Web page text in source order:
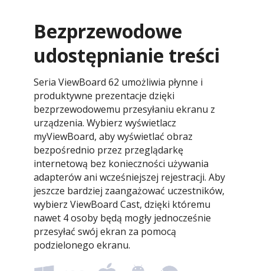
Bezprzewodowe
udostępnianie treści
Seria ViewBoard 62 umożliwia płynne i
produktywne prezentacje dzięki
bezprzewodowemu przesyłaniu ekranu z
urządzenia. Wybierz wyświetlacz
myViewBoard, aby wyświetlać obraz
bezpośrednio przez przeglądarkę
internetową bez konieczności używania
adapterów ani wcześniejszej rejestracji. Aby
jeszcze bardziej zaangażować uczestników,
wybierz ViewBoard Cast, dzięki któremu
nawet 4 osoby będą mogły jednocześnie
przesyłać swój ekran za pomocą
podzielonego ekranu.